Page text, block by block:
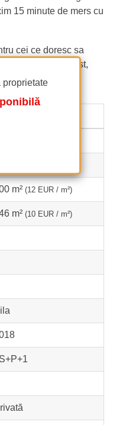
proprietate
15 minute de mers cu
cei ce doresc sa
paradis exclusivist,
armonios.
m² (12 EUR / m²)
m² (10 EUR / m²)